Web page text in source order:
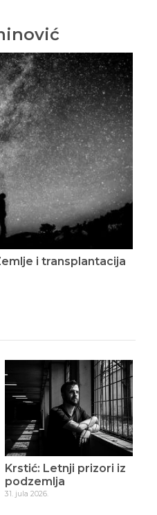
i transplantacija
Krstić: Letnji prizori iz
podzemlja
31. jula 2026.